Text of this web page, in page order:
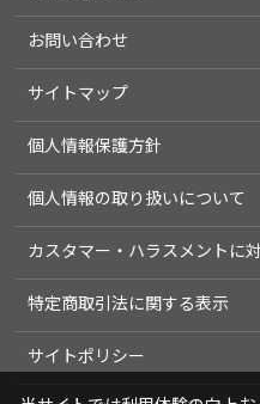
お問い合わせ
サイトマップ
個人情報保護方針
個人情報の取り扱いについて
カスタマー・ハラスメントに
特定商取引法に関する表示
サイトポリシー